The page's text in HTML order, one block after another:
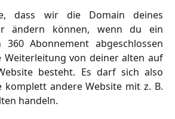
dass wir die Domain deines
ändern können, wenn du ein
360 Abonnement abgeschlossen
Weiterleitung von deiner alten auf
besteht. Es darf sich also
komplett andere Website mit z. B.
handeln.